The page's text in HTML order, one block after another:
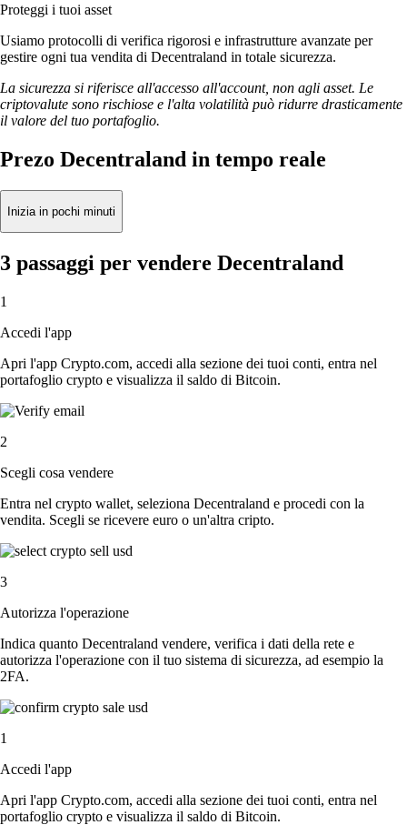
Proteggi i tuoi asset
Usiamo protocolli di verifica rigorosi e infrastrutture avanzate per
gestire ogni tua vendita di Decentraland in totale sicurezza.
La sicurezza si riferisce all'accesso all'account, non agli asset. Le
criptovalute sono rischiose e l'alta volatilità può ridurre drasticamente
il valore del tuo portafoglio.
Prezo Decentraland in tempo reale
Inizia in pochi minuti
3 passaggi per vendere Decentraland
1
Accedi l'app
Apri l'app Crypto.com, accedi alla sezione dei tuoi conti, entra nel
portafoglio crypto e visualizza il saldo di Bitcoin.
2
Scegli cosa vendere
Entra nel crypto wallet, seleziona Decentraland e procedi con la
vendita. Scegli se ricevere euro o un'altra cripto.
3
Autorizza l'operazione
Indica quanto Decentraland vendere, verifica i dati della rete e
autorizza l'operazione con il tuo sistema di sicurezza, ad esempio la
2FA.
1
Accedi l'app
Apri l'app Crypto.com, accedi alla sezione dei tuoi conti, entra nel
portafoglio crypto e visualizza il saldo di Bitcoin.